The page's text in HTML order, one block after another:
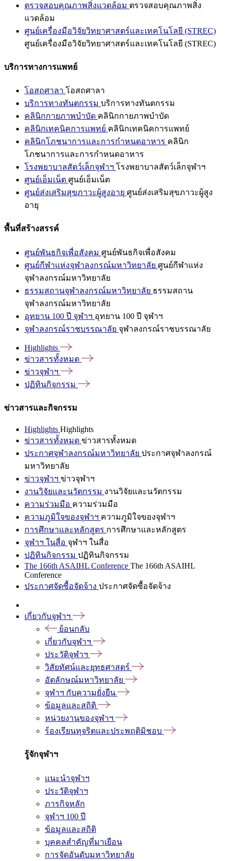
ตรวจสอบคุณภาพสิ่งแวดล้อม ตรวจสอบคุณภาพสิ่ง
แวดล้อม
ศูนย์เครื่องมือวิจัยวิทยาศาสตร์และเทคโนโลยี (STREC)
ศูนย์เครื่องมือวิจัยวิทยาศาสตร์และเทคโนโลยี (STREC)
บริการทางการแพทย์
โอสถศาลา โอสถศาลา
บริการทางทันตกรรม บริการทางทันตกรรม
คลินิกกายภาพบำบัด คลินิกกายภาพบำบัด
คลินิกเทคนิคการแพทย์ คลินิกเทคนิคการแพทย์
คลินิกโภชนาการและการกำหนดอาหาร คลินิก
โภชนาการและการกำหนดอาหาร
โรงพยาบาลสัตว์เล็กจุฬาฯ โรงพยาบาลสัตว์เล็กจุฬาฯ
ศูนย์เอ็มเน็ต ศูนย์เอ็มเน็ต
ศูนย์ส่งเสริมสุขภาวะผู้สูงอายุ ศูนย์ส่งเสริมสุขภาวะผู้สูง
อายุ
พื้นที่สร้างสรรค์
ศูนย์พันธกิจเพื่อสังคม ศูนย์พันธกิจเพื่อสังคม
ศูนย์กีฬาแห่งจุฬาลงกรณ์มหาวิทยาลัย ศูนย์กีฬาแห่ง
จุฬาลงกรณ์มหาวิทยาลัย
ธรรมสถานจุฬาลงกรณ์มหาวิทยาลัย ธรรมสถาน
จุฬาลงกรณ์มหาวิทยาลัย
อุทยาน 100 ปี จุฬาฯ อุทยาน 100 ปี จุฬาฯ
จุฬาลงกรณ์ราชบรรณาลัย จุฬาลงกรณ์ราชบรรณาลัย
Highlights
ข่าวสารทั้งหมด
ข่าวจุฬาฯ
ปฏิทินกิจกรรม
ข่าวสารและกิจกรรม
Highlights Highlights
ข่าวสารทั้งหมด ข่าวสารทั้งหมด
ประกาศจุฬาลงกรณ์มหาวิทยาลัย ประกาศจุฬาลงกรณ์
มหาวิทยาลัย
ข่าวจุฬาฯ ข่าวจุฬาฯ
งานวิจัยและนวัตกรรม งานวิจัยและนวัตกรรม
ความร่วมมือ ความร่วมมือ
ความภูมิใจของจุฬาฯ ความภูมิใจของจุฬาฯ
การศึกษาและหลักสูตร การศึกษาและหลักสูตร
จุฬาฯ ในสื่อ จุฬาฯ ในสื่อ
ปฏิทินกิจกรรม ปฏิทินกิจกรรม
The 166th ASAIHL Conference The 166th ASAIHL
Conference
ประกาศจัดซื้อจัดจ้าง ประกาศจัดซื้อจัดจ้าง
เกี่ยวกับจุฬาฯ
ย้อนกลับ
เกี่ยวกับจุฬาฯ
ประวัติจุฬาฯ
วิสัยทัศน์และยุทธศาสตร์
อัตลักษณ์มหาวิทยาลัย
จุฬาฯ กับความยั่งยืน
ข้อมูลและสถิติ
หน่วยงานของจุฬาฯ
ร้องเรียนทุจริตและประพฤติมิชอบ
รู้จักจุฬาฯ
แนะนำจุฬาฯ
ประวัติจุฬาฯ
ภารกิจหลัก
จุฬาฯ 100 ปี
ข้อมูลและสถิติ
บุคคลสำคัญที่มาเยือน
การจัดอันดับมหาวิทยาลัย